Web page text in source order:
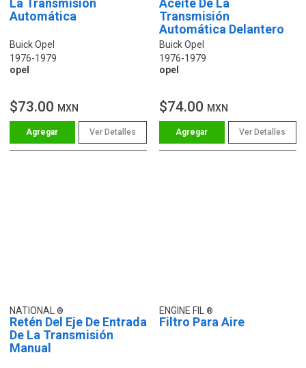
La Transmisión
Automática
Buick Opel
1976-1979
opel
$73.00 MXN
Ver Detalles
Aceite De La
Transmisión
Automática Delantero
Buick Opel
1976-1979
opel
$74.00 MXN
Ver Detalles
NATIONAL
Retén Del Eje De Entrada
De La Transmisión
Manual
ENGINE FIL
Filtro Para Aire